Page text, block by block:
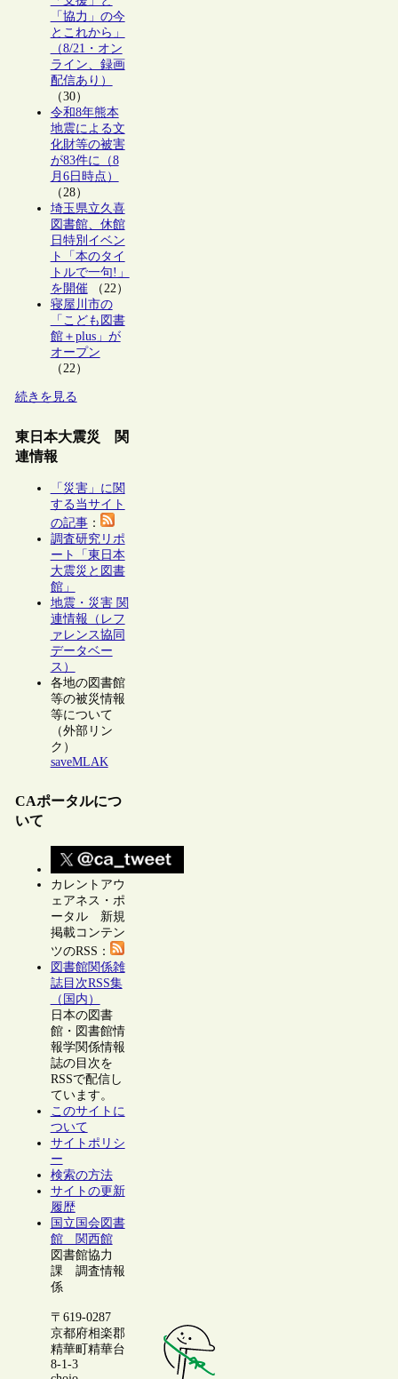
「協力」の今
とこれから」
（8/21・オン
ライン、録画
配信あり）
（30）
令和8年熊本
地震による文
化財等の被害
が83件に（8
月6日時点）
（28）
埼玉県立久喜
図書館、休館
日特別イベン
ト「本のタイ
トルで一句!」
を開催（22）
寝屋川市の
「こども図書
館＋plus」が
オープン
（22）
続きを見る
東日本大震災 関
連情報
「災害」に関
する当サイト
の記事：
調査研究リポ
ート「東日本
大震災と図書
館」
地震・災害 関
連情報（レフ
ァレンス協同
データベー
ス）
各地の図書館
等の被災情報
等について
（外部リン
ク）
saveMLAK
CAポータルにつ
いて
カレントアウ
ェアネス・ポ
ータル 新規
掲載コンテン
ツのRSS：
図書館関係雑
誌目次RSS集
（国内）
日本の図書
館・図書館情
報学関係情報
誌の目次を
RSSで配信し
ています。
このサイトに
ついて
サイトポリシ
ー
検索の方法
サイトの更新
履歴
国立国会図書
館 関西館
図書館協力
課 調査情報
係
〒619-0287
京都府相楽郡
精華町精華台
8-1-3